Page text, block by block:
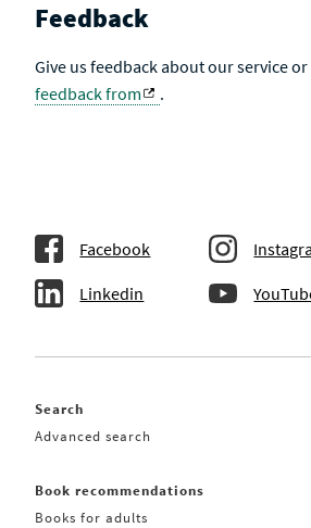
Feedback
Give us feedback about our service
feedback from
.
Facebook
Linkedin
Search
Advanced search
Book recommendations
Books for adults